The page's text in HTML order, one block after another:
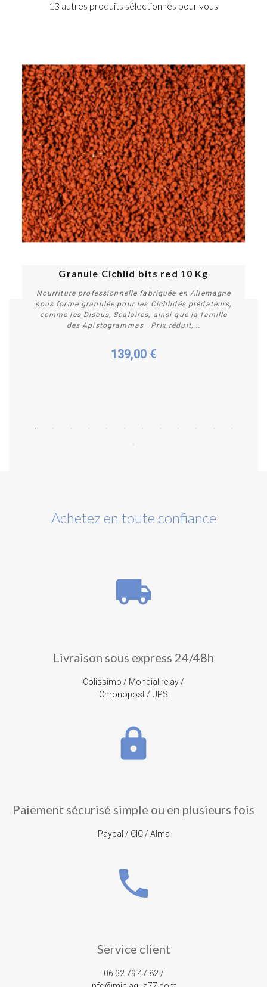
13 autres produits sélectionnés pour vous
Granule Cichlid bits red 10 Kg
Nourriture professionnelle fabriquée en Allemagne
sous forme granulée pour les Cichlidés prédateurs,
comme les Discus, Scalaires, ainsi que la famille
des Apistogrammas Prix réduit,...
139,00 €
Achetez en toute confiance
local_shipping
Livraison sous express 24/48h
Colissimo / Mondial relay /
Chronopost / UPS
lock
Paiement sécurisé simple ou en plusieurs fois
Paypal / CIC / Alma
phone
Service client
06 32 79 47 82 /